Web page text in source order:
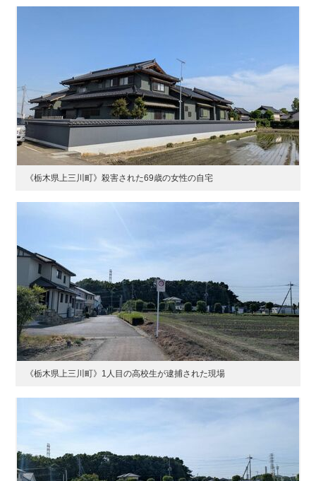
《栃木県上三川町》殺害された69歳の女性の自宅
《栃木県上三川町》1人目の高校生が逮捕された現場